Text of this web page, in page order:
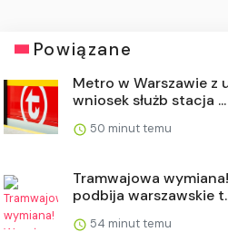
Powiązane
Metro w Warszawie z
wniosek służb stacja ...
50 minut temu
Tramwajowa
podbija warszawskie
54 minut temu